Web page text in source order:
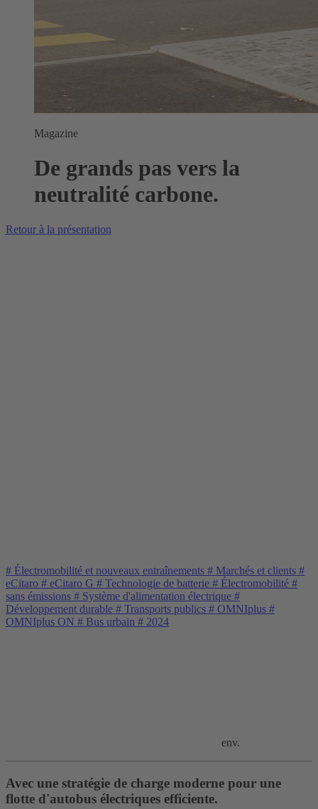
Magazine
De grands pas vers la
neutralité carbone.
Retour à la présentation
# Électromobilité et nouveaux entraînements # Marchés et clients #
eCitaro # eCitaro G # Technologie de batterie # Électromobilité #
sans émissions # Système d'alimentation électrique #
Développement durable # Transports publics # OMNIplus #
OMNIplus ON # Bus urbain # 2024
env.
Avec une stratégie de charge moderne pour une
flotte d'autobus électriques efficiente.